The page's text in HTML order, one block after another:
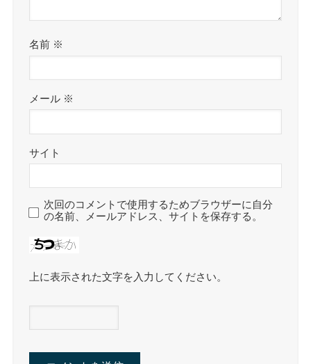
名前 ※
メール ※
サイト
次回のコメントで使用するためブラウザーに自分
の名前、メールアドレス、サイトを保存する。
上に表示された文字を入力してください。